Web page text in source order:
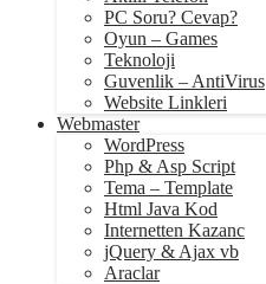
PC Soru? Cevap?
Oyun – Games
Teknoloji
Guvenlik – AntiVirus
Website Linkleri
Webmaster
WordPress
Php & Asp Script
Tema – Template
Html Java Kod
Internetten Kazanc
jQuery & Ajax vb
Araclar